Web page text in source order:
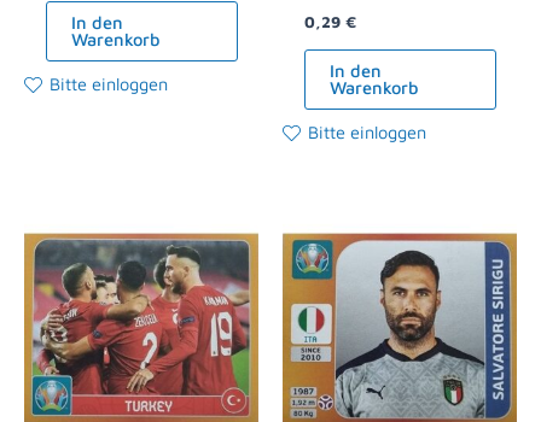
In den
Warenkorb
Bitte einloggen
0,29 €
In den
Warenkorb
Bitte einloggen